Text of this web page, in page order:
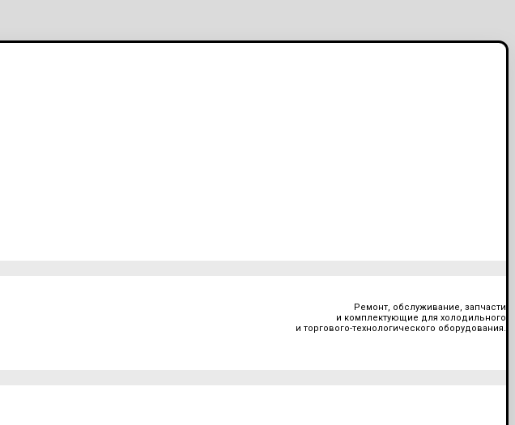
Ремонт, обслуживание, запчасти
и комплектующие для холодильного
и торгового-технологического оборудования.